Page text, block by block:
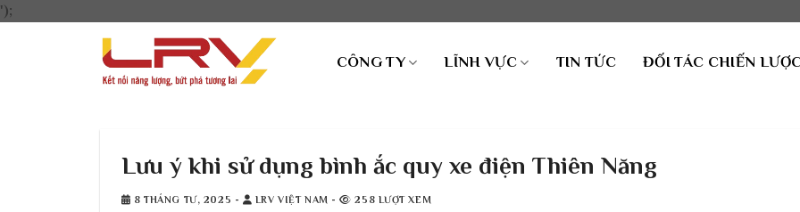
');
CÔNG TY LĨNH VỰC TIN TỨC ĐỐI TÁC CHIẾN
Lưu ý khi sử dụng bình ắc quy xe điện Thiên Năng
8 THÁNG TƯ, 2025 - LRV VIỆT NAM - 258 LƯỢT XEM